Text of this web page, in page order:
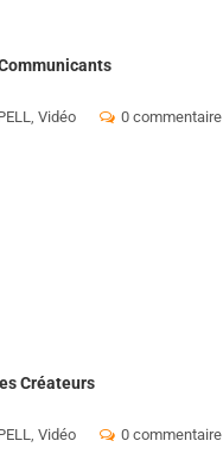
, Vidéo 0 commentaire
Créateurs
, Vidéo 0 commentaire